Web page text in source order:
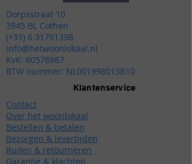
Dorpsstraat 10
3945 BL Cothen
(+31) 6 31791398
info@hetwoonlokaal.nl
KvK: 60576987
BTW nummer: NL001998013B10
Klantenservice
Contact
Over het woonlokaal
Bestellen & betalen
Bezorgen & levertijden
Ruilen & retourneren
Garantie & klachten